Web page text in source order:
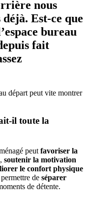
nous
déjà. Est-ce que
bureau
fait
départ peut vite montrer
il toute la
peut favoriser la
soutenir la motivation
le confort physique
de séparer
de détente.